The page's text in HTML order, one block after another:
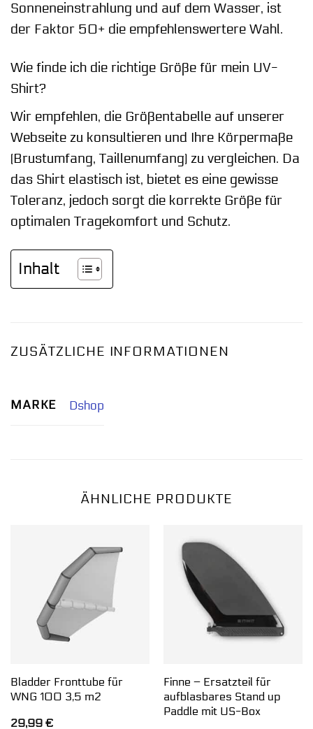
Sonneneinstrahlung und auf dem Wasser, ist
der Faktor 50+ die empfehlenswertere Wahl.
Wie finde ich die richtige Größe für mein UV-
Shirt?
Wir empfehlen, die Größentabelle auf unserer
Webseite zu konsultieren und Ihre Körpermaße
(Brustumfang, Taillenumfang) zu vergleichen. Da
das Shirt elastisch ist, bietet es eine gewisse
Toleranz, jedoch sorgt die korrekte Größe für
optimalen Tragekomfort und Schutz.
Inhalt
ZUSÄTZLICHE INFORMATIONEN
MARKE Dshop
ÄHNLICHE PRODUKTE
Bladder Fronttube für
WNG 100 3,5 m2
29,99 €
Finne – Ersatzteil für
aufblasbares Stand up
Paddle mit US-Box